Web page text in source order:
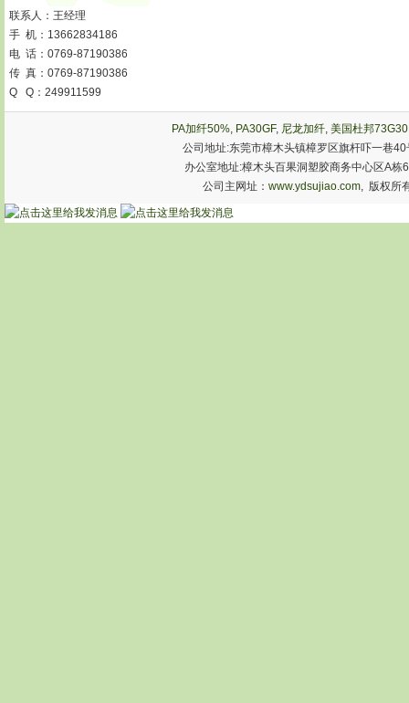
联系人：王经理
手 机：13662834186
电 话：0769-87190386
传 真：0769-87190386
Q Q：249911599
PA加纤50%, PA30GF, 尼龙加纤, 美国杜邦
公司地址:东莞市樟木头镇樟罗区旗杆吓一巷
办公室地址:樟木头百果洞塑胶商务中心区A
公司主网址： www.ydsujiao.com, 版权所